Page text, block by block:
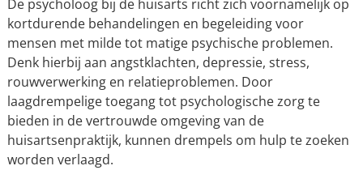
De psycholoog bij de huisarts richt zich voornamelijk op
kortdurende behandelingen en begeleiding voor
mensen met milde tot matige psychische problemen.
Denk hierbij aan angstklachten, depressie, stress,
rouwverwerking en relatieproblemen. Door
laagdrempelige toegang tot psychologische zorg te
bieden in de vertrouwde omgeving van de
huisartsenpraktijk, kunnen drempels om hulp te zoeken
worden verlaagd.